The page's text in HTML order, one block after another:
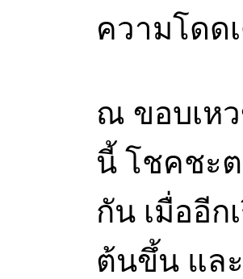
ความโดด
ณ ขอบเห
นี้ โชคชะ
กัน เมื่ออีก
ต้นขึ้น แล